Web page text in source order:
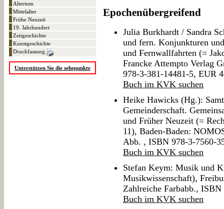
Altertum
Mittelalter
Frühe Neuzeit
19. Jahrhundert
Zeitgeschichte
Kunstgeschichte
Druckfassung
Unterstützen Sie die sehepunkte
Epochenübergreifend
Julia Burkhardt / Sandra
und fern. Konjunkturen
und Fernwallfahrten (=
Francke Attempto Verlag
978-3-381-14481-5, EUR
Buch im KVK suchen
Heike Hawicks (Hg.):
Gemeinderschaft.
und Früher Neuzeit (=
11), Baden-Baden:
Abb. , ISBN 978-3-7560-
Buch im KVK suchen
Stefan Keym: Musik und
Musikwissenschaft),
Zahlreiche Farbabb.,
Buch im KVK suchen